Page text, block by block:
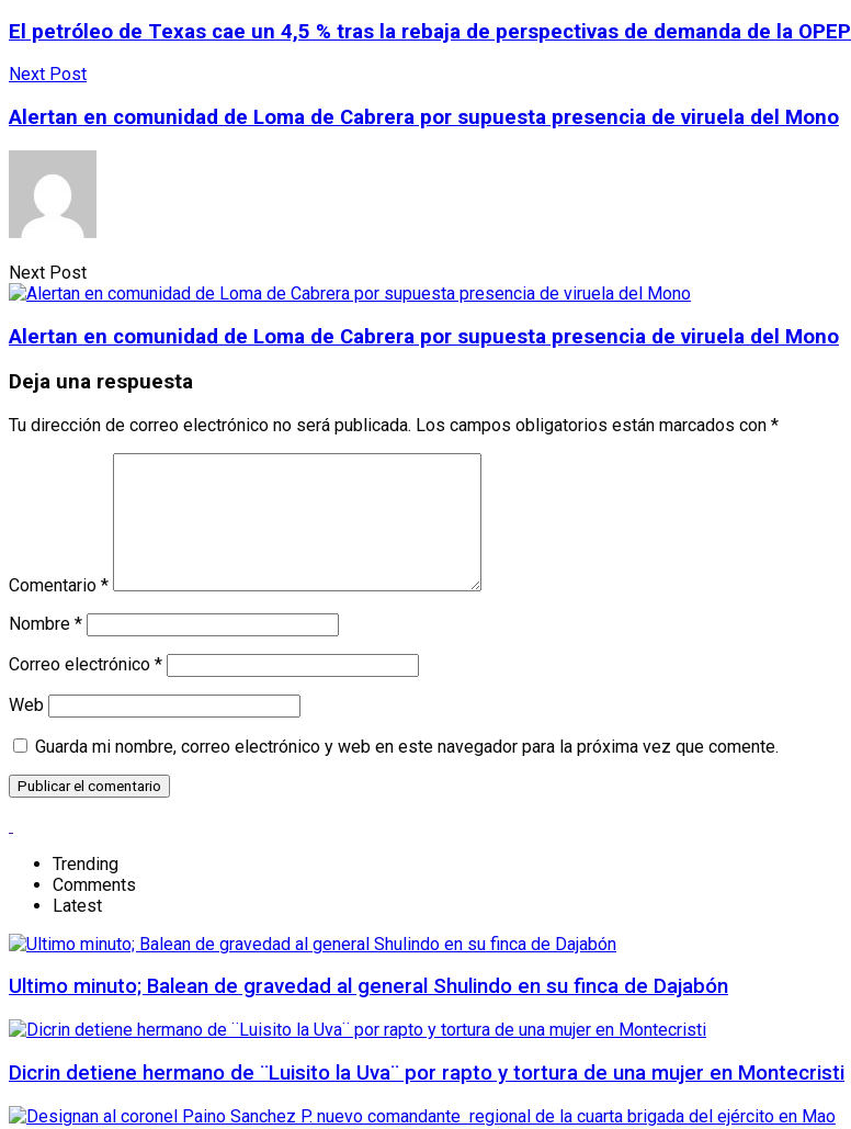
El petróleo de Texas cae un 4,5 % tras la rebaja de perspectivas de demanda de la OPEP
Next Post
Alertan en comunidad de Loma de Cabrera por supuesta presencia de viruela del Mono
Next Post
Alertan en comunidad de Loma de Cabrera por supuesta presencia de viruela del Mono
Deja una respuesta
Tu dirección de correo electrónico no será publicada. Los campos obligatorios están marcados con *
Comentario *
Nombre *
Correo electrónico *
Web
Guarda mi nombre, correo electrónico y web en este navegador para la próxima vez que comente.
Trending
Comments
Latest
Ultimo minuto; Balean de gravedad al general Shulindo en su finca de Dajabón
Dicrin detiene hermano de ¨Luisito la Uva¨ por rapto y tortura de una mujer en Montecristi